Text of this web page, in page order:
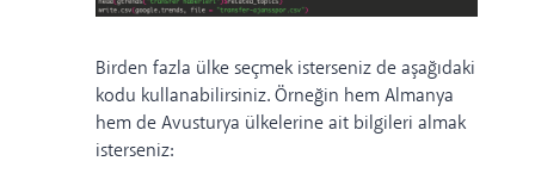
Birden fazla ülke seçmek isterseniz de aşağıdaki
kodu kullanabilirsiniz. Örneğin hem Almanya
hem de Avusturya ülkelerine ait bilgileri almak
isterseniz: